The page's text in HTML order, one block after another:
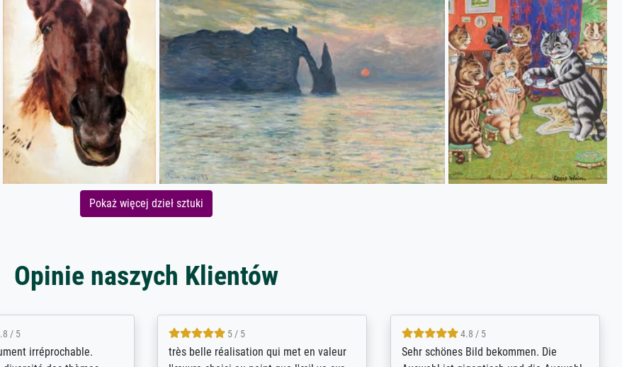
Pokaż więcej dzieł sztuki
Opinie naszych Klientów
/ 5
über die Qualität
4 / 5
De levering door Bpost was absoluut
4.8 / 5
So, I ordered a large print of The